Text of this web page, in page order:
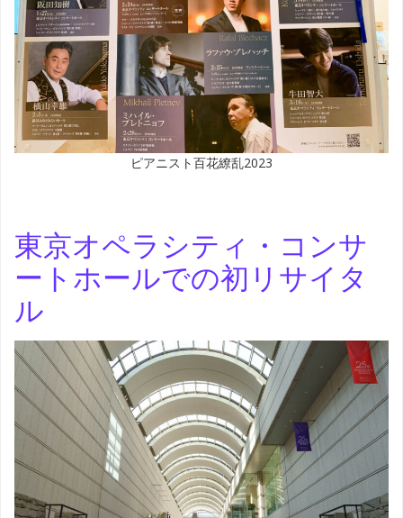
ピアニスト百花繚乱2023
東京オペラシティ・コンサ
ートホールでの初リサイタ
ル